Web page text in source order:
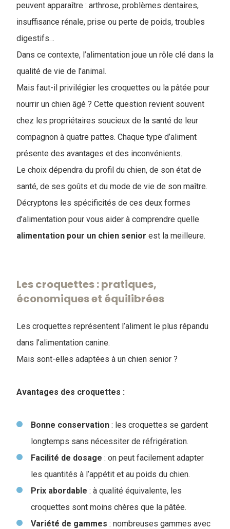
peuvent apparaître : arthrose, problèmes dentaires,
insuffisance rénale, prise ou perte de poids, troubles
digestifs…
Dans ce contexte, l’alimentation joue un rôle clé dans la
qualité de vie de l’animal.
Mais faut-il privilégier les croquettes ou la pâtée pour
nourrir un chien âgé ? Cette question revient souvent
chez les propriétaires soucieux de la santé de leur
compagnon à quatre pattes. Chaque type d’aliment
présente des avantages et des inconvénients.
Le choix dépendra du profil du chien, de son état de
santé, de ses goûts et du mode de vie de son maître.
Décryptons les spécificités de ces deux formes
d’alimentation pour vous aider à comprendre ​​quelle
alimentation pour un chien senior est la meilleure.
Les croquettes : pratiques,
économiques et équilibrées
Les croquettes représentent l’aliment le plus répandu
dans l’alimentation canine.
Mais sont-elles adaptées à un chien senior ?
Avantages des croquettes :
Bonne conservation : les croquettes se gardent
longtemps sans nécessiter de réfrigération.
Facilité de dosage : on peut facilement adapter
les quantités à l’appétit et au poids du chien.
Prix abordable : à qualité équivalente, les
croquettes sont moins chères que la pâtée.
Variété de gammes : nombreuses gammes avec